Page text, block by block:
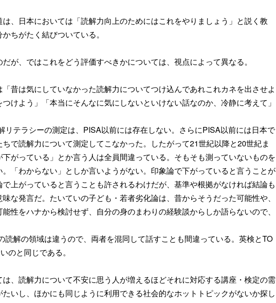
、日本においては「読解力向上のためにはこれをやりましょう」と説く教
ちがたく結びついている。
が、ではこれをどう評価すべきかについては、視点によって異なる。
昔は気にしていなかった読解力についてつけ込んであれこれカネを出させよ
けよう」「本当にそんなに気にしないといけない話なのか、冷静に考えて」
リテラシーの測定は、PISA以前には存在しない。さらにPISA以前には日本で
で読解力について測定してこなかった。したがって21世紀以降と20世紀ま
がっている」とか言う人は全員間違っている。そもそも測っていないものを
「わからない」としか言いようがない。印象論で下がっていると言うことが
上がっていると言うことも許されるわけだが、基準や根拠がなければ結論も
な発言だ。たいていの子ども・若者劣化論は、昔からそうだった可能性や、
性をハナから検討せず、自分の身のまわりの経験談からしか語らないので、
読解の領域は違うので、両者を混同して話すことも間違っている。英検とTO
のと同じである。
、読解力について不安に思う人が増えるほどそれに対応する講座・検定の需
いし、ほかにも同じように利用できる社会的なホットトピックがないか探し